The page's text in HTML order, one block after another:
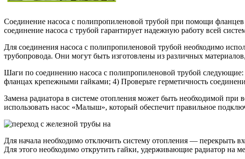
Соединение насоса с полипропиленовой трубой при помощи
соединение насоса с трубой гарантирует надежную работу всей
Для соединения насоса с полипропиленовой трубой необходимо
трубопровода. Они могут быть изготовлены из различных
Шаги по соединению насоса с полипропиленовой трубой
фланцах крепежными гайками; 4) Проверьте герметичность
Замена радиатора в системе отопления может быть необходимой
использовать насос «Малыш», который обеспечит правильное
Для начала необходимо отключить систему отопления — перекрыть
Для этого необходимо открутить гайки, удерживающие радиатор на